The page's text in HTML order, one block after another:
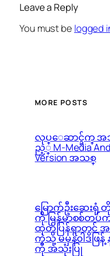
Leave a Reply
You must be logged
MORE POSTS
လုပ္ေဆာင္ခ်က္ အသစ္
ည့္ M-Media
Version အသစ္
မြောက်ဦးဆေး
ကို မြန်မာစစ်တ
ထုတ်ပြန်ရာတွင် အစ္
ကဲ့သို့ မမှန်၀ါဒဖြန့်
ကို အသုံးပြု